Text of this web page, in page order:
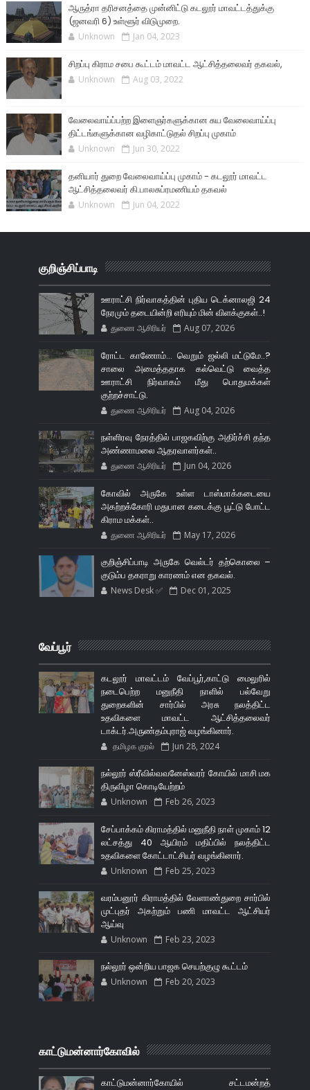
ஆருத்ரா தரிசனத்தை முன்னிட்டு கடலூர் மாவட்டத்துக்கு
(ஜனவரி 6) உள்ளூர் விடுமுறை.
Unknown Jan 04, 2023
சிறப்பு கிராம சபை கூட்டம் மாவட்ட ஆட்சித்தலைவர் தகவல்,
Unknown Aug 03, 2022
வேலைவாய்ப்பற்ற இளைஞர்களுக்கான சுய வேலைவாய்ப்பு
திட்டங்களுக்கான வழிகாட்டுதல் சிறப்பு முகாம்
Unknown Jun 30, 2022
தனியார் துறை வேலைவாய்ப்பு முகாம் - கடலூர் மாவட்ட
ஆட்சித்தலைவர் கி.பாலசுப்ரமணியம் தகவல்
Unknown Jun 04, 2022
குறிஞ்சிப்பாடி
ஊராட்சி நிர்வாகத்தின் புதிய டெக்னாலஜி 24
நேரமும் தடையின்றி எரியும் மின் விளக்குகள்..!
துணை ஆசிரியர் Aug 07, 2026
ரோட்ட காணோம்... வெறும் ஜல்லி மட்டுமே..?
சாலை அமைத்ததாக கல்வெட்டு வைத்த
ஊராட்சி நிர்வாகம் மீது பொதுமக்கள்
குற்றச்சாட்டு.
துணை ஆசிரியர் Aug 04, 2026
நள்ளிரவு நேரத்தில் பாஜகவிற்கு அதிர்ச்சி தந்த
அண்ணாமலை ஆதரவாளர்கள்..
துணை ஆசிரியர் Jun 04, 2026
கோவில் அருகே உள்ள டாஸ்மாக்கடையை
அகற்றக்கோரி மதுபான கடைக்கு பூட்டு போட்ட
கிராம மக்கள்..
துணை ஆசிரியர் May 17, 2026
குறிஞ்சிப்பாடி அருகே வெல்டர் தற்கொலை –
குடும்ப தகராறு காரணம் என தகவல்.
News Desk ✅ Dec 01, 2025
வேப்பூர்
கடலூர் மாவட்டம் வேப்பூர்,காட்டு மைலுரில்
நடைபெற்ற மனுநீதி நாளில் பல்வேறு
துறைகளின் சார்பில் அரசு நலத்திட்ட
உதவிகளை மாவட்ட ஆட்சித்தலைவர்
டாக்டர்.அருண்தம்புராஜ் வழங்கினார்.
தமிழக குரல் Jun 28, 2024
நல்லூர் ஸ்ரீவில்வவனேஸ்வரர் கோயில் மாசி மக
திருவிழா கொடியேற்றம்
Unknown Feb 26, 2023
சேப்பாக்கம் கிராமத்தில் மனுநீதி நாள் முகாம் 12
லட்சத்து 40 ஆயிரம் மதிப்பில் நலத்திட்ட
உதவிகளை கோட்டாட்சியர் வழங்கினார்.
Unknown Feb 25, 2023
வரம்பனூர் கிராமத்தில் வேளாண்துறை சார்பில்
முட்புதர் அகற்றும் பணி மாவட்ட ஆட்சியர்
ஆய்வு
Unknown Feb 23, 2023
நல்லூர் ஒன்றிய பாஜக செயற்குழு கூட்டம்
Unknown Feb 20, 2023
காட்டுமன்னார்கோவில்
காட்டுமன்னார்கோயில் சட்டமன்றத்